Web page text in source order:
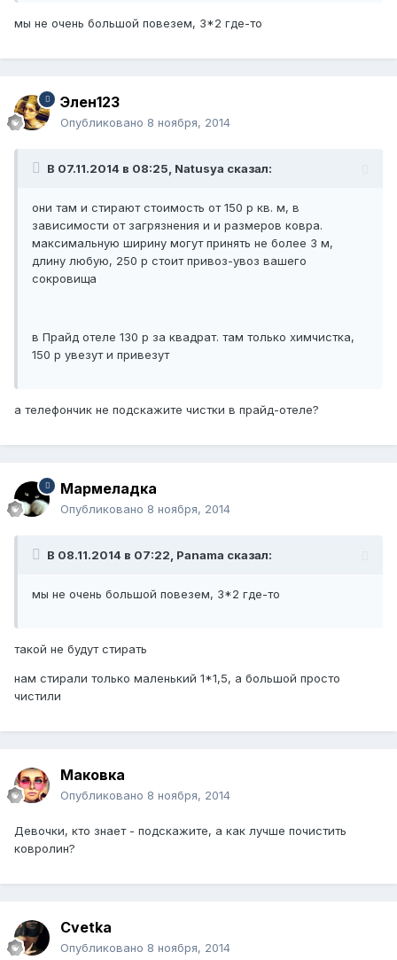
мы не очень большой повезем, 3*2 где-то
Элен123
Опубликовано 8 ноября, 2014
В 07.11.2014 в 08:25, Natusya сказал:
они там и стирают стоимость от 150 р кв. м, в
зависимости от загрязнения и и размеров ковра.
максимальную ширину могут принять не более 3 м,
длину любую, 250 р стоит привоз-увоз вашего
сокровища
в Прайд отеле 130 р за квадрат. там только химчистка,
150 р увезут и привезут
а телефончик не подскажите чистки в прайд-отеле?
Мармеладка
Опубликовано 8 ноября, 2014
В 08.11.2014 в 07:22, Panama сказал:
мы не очень большой повезем, 3*2 где-то
такой не будут стирать
нам стирали только маленький 1*1,5, а большой просто
чистили
Маковка
Опубликовано 8 ноября, 2014
Девочки, кто знает - подскажите, а как лучше почистить
ковролин?
Cvetka
Опубликовано 8 ноября, 2014